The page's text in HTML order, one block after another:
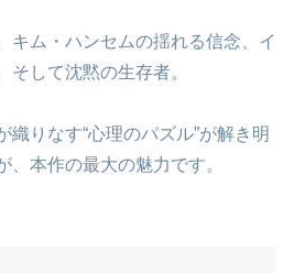
キム・ハンセムの揺れる信念、イ
そして沈黙の生存者。
織りなす“心理のパズル”が解き明
、本作の最大の魅力です。